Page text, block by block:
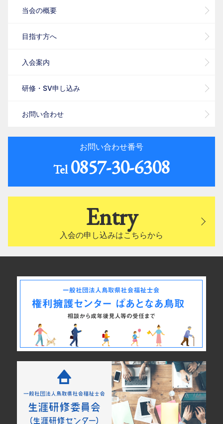
当会の概要
目指す方へ
入会案内
研修・SV申し込み
お問い合わせ
お問い合わせ番号
Tel0857-30-6308
Entry
入会の申し込みはこちらから